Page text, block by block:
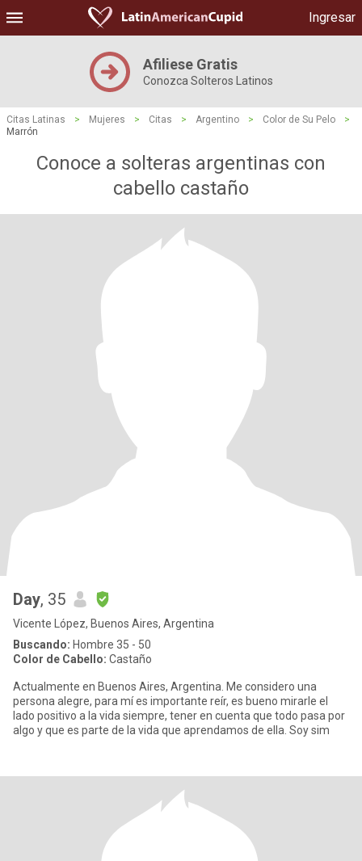
Ingresar
Afiliese Gratis
Conozca Solteros Latinos
Citas Latinas > Mujeres > Citas > Argentino > Color de Su Pelo
>
Marrón
Conoce a solteras argentinas con
cabello castaño
Day, 35
Vicente López, Buenos Aires, Argentina
Buscando: Hombre 35 - 50
Color de Cabello: Castaño
Actualmente en Buenos Aires, Argentina. Me considero una
persona alegre, para mí es importante reír, es bueno mirarle el
lado positivo a la vida siempre, tener en cuenta que todo pasa por
algo y que es parte de la vida que aprendamos de ella. Soy sim